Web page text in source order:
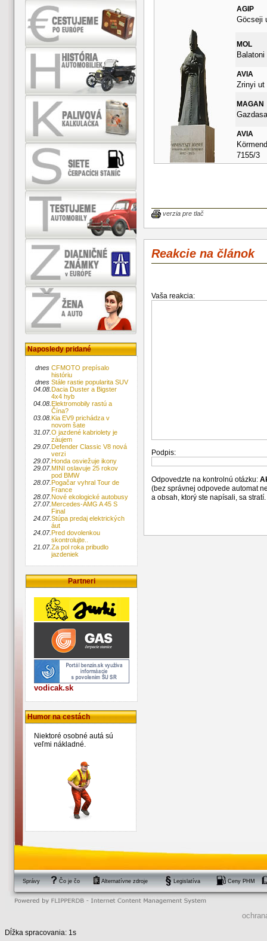
Naposledy pridané
dnes CFMOTO prepísalo
históriu
dnes Stále rastie popularita SUV
04.08.Dacia Duster a Bigster
4x4 hyb
04.08.Elektromobily rastú a
Čína?
03.08.Kia EV9 prichádza v
novom šate
31.07.O jazdené kabriolety je
záujem
29.07.Defender Classic V8 nová
verzi
29.07.Honda osviežuje ikony
29.07.MINI oslavuje 25 rokov
pod BMW
28.07.Pogačar vyhral Tour de
France
28.07.Nové ekologické autobusy
27.07.Mercedes-AMG A 45 S
Final
24.07.Stúpa predaj elektrických
áut
24.07.Pred dovolenkou
skontrolujte..
21.07.Za pol roka pribudlo
jazdeniek
Partneri
vodicak.sk
Humor na cestách
Niektoré osobné autá sú
veľmi nákladné.
AGIP
Göcseji
MOL
Balatoni
AVIA
Zrinyi ut
MAGAN
AVIA
7155/3
verzia pre tlač
Reakcie na článok
Vaša reakcia:
Podpis:
Odpovedzte na kontrolnú otázku:
(bez správnej odpovede automat
a obsah, ktorý ste napísali, sa
Správy Čo je čo Alternatívne zdroje Legislatíva Ceny PHM
Dĺžka spracovania: 1s